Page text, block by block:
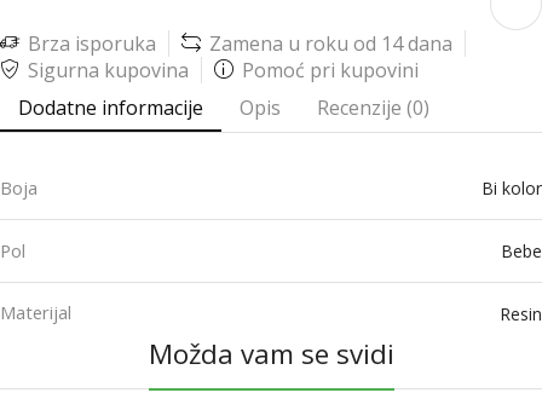
Brza isporuka
Zamena u roku od 14 dana
Sigurna kupovina
Pomoć pri kupovini
Dodatne informacije
Opis Recenzije (0)
Boja Bi kolor
Pol Bebe
Materijal Resin
Možda vam se svidi